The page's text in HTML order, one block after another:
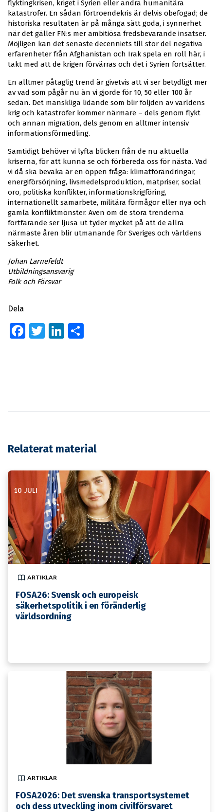
flyktingkrisen, kriget i Syrien eller andra humanitära
katastrofer. En sådan förtroendekris är delvis obefogad; de
historiska resultaten är på många sätt goda, i synnerhet
när det gäller FN:s mer ambitiösa fredsbevarande insatser.
Möjligen kan det senaste decenniets till stor del negativa
erfarenheter från Afghanistan och Irak spela en roll här, i
takt med att de krigen förvärras och det i Syrien fortsätter.
En alltmer påtaglig trend är givetvis att vi ser betydligt mer
av vad som pågår nu än vi gjorde för 10, 50 eller 100 år
sedan. Det mänskliga lidande som blir följden av världens
krig och katastrofer kommer närmare – dels genom flykt
och annan migration, dels genom en alltmer intensiv
informationsförmedling.
Samtidigt behöver vi lyfta blicken från de nu aktuella
kriserna, för att kunna se och förbereda oss för nästa. Vad
vi då ska bevaka är en öppen fråga: klimatförändringar,
energiförsörjning, livsmedelsproduktion, matpriser, social
oro, politiska konflikter, informationskrigföring,
internationellt samarbete, militära förmågor eller nya och
gamla konfliktmönster. Även om de stora trenderna
fortfarande ser ljusa ut tyder mycket på att de allra
närmaste åren blir utmanande för Sveriges och världens
säkerhet.
Johan Larnefeldt
Utbildningsansvarig
Folk och Försvar
Dela
Facebook
TwitterLinkedIn
Relaterat material
10 JULI
ARTIKLAR
FOSA26: Svensk och europeisk
säkerhetspolitik i en föränderlig
världsordning
ARTIKLAR
FOSA2026: Det svenska transportsystemet
och dess utveckling inom civilförsvaret